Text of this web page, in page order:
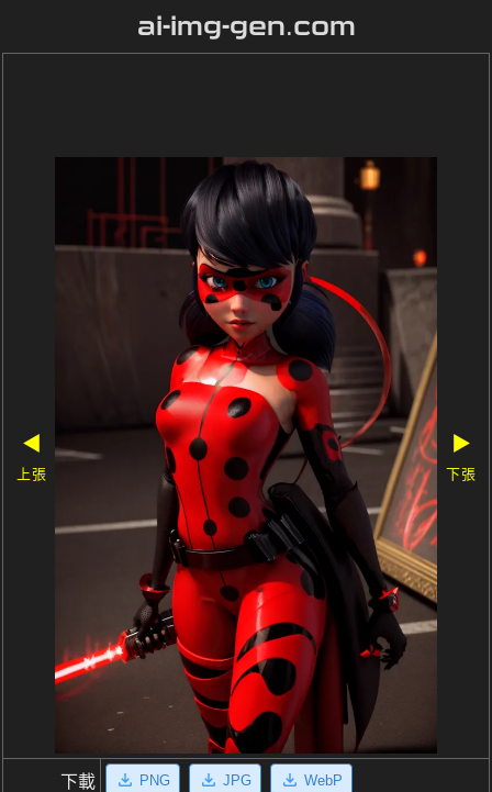
ai-img-gen.com
◀
上張
▶
下張
下載 PNG JPG WebP